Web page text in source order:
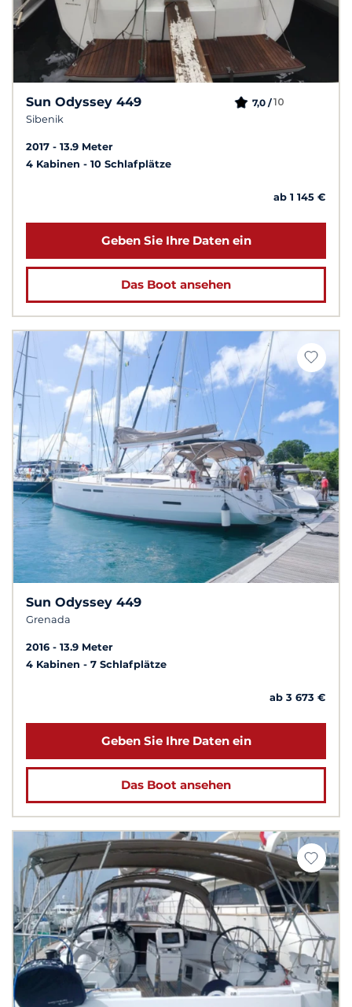
Sun Odyssey 449
Sibenik
7,0 /10
2017
13.9 Meter
4 Kabinen
10 Schlafplätze
ab 1 145 €
Geben Sie Ihre Daten ein
Das Boot ansehen
Sun Odyssey 449
Grenada
2016
13.9 Meter
4 Kabinen
7 Schlafplätze
ab 3 673 €
Geben Sie Ihre Daten ein
Das Boot ansehen